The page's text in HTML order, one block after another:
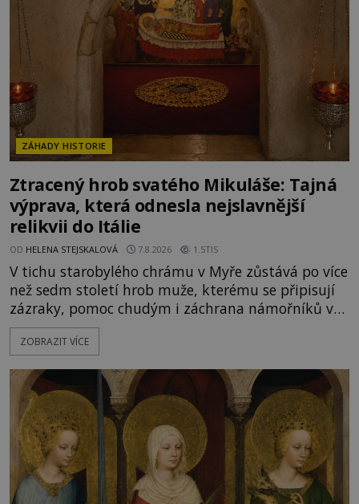
V blízkosti Mysu Greco, jak se přez
ZÁHADY HISTORIE
Ztracený hrob svatého Mikuláše: Tajná
výprava, která odnesla nejslavnější
relikvii do Itálie
OD HELENA STEJSKALOVÁ 7.8.2026 1.5TIS
V tichu starobylého chrámu v Myře zůstává po více
než sedm století hrob muže, kterému se připisují
zázraky, pomoc chudým i záchrana námořníků v
bouřích. Pak ale přichází rok 1087 a klidné místo
se mění v dějiště podivné noční výpravy. Skupina
Mikuláše a odváží jeho ostatky přes moře do Bari.
Je to zbožná záchrana před nebezpečím, nebo
promyšlená krádež,
ZOBRAZIT VÍCE